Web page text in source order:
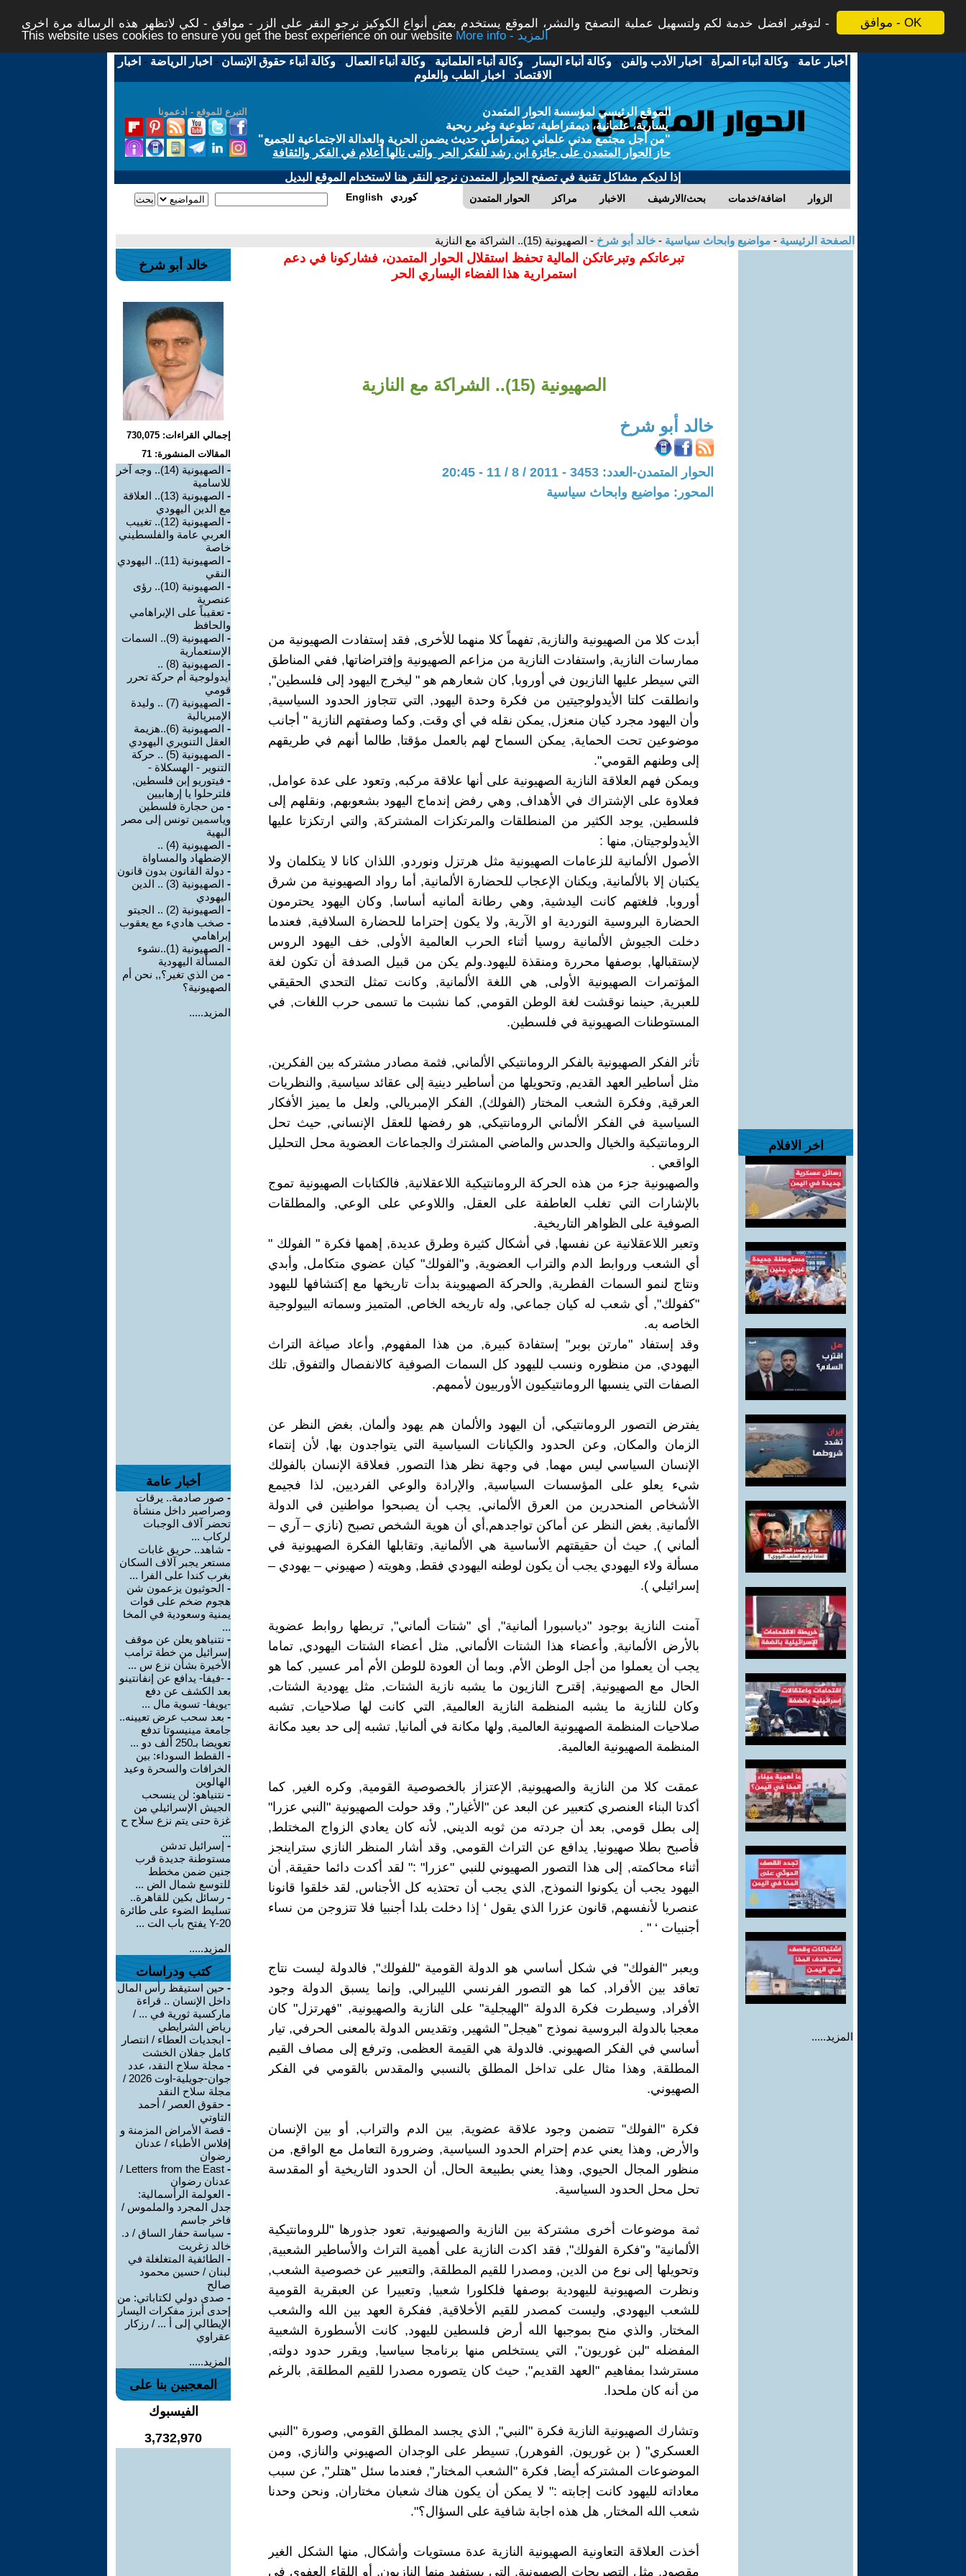
موافق - OK
لتوفير افضل خدمة لكم ولتسهيل عملية التصفح والنشر، الموقع يستخدم بعض أنواع الكوكيز نرجو النقر على الزر - موافق - لكي لاتظهر هذه الرسالة مرة اخرى -
This website uses cookies to ensure you get the best experience on our website
More info - المزيد
أخبار عامة -وكالة أنباء المرأة - اخبار الأدب والفن -وكالة أنباء اليسار -وكالة أنباء العلمانية -وكالة أنباء العمال -وكالة أنباء حقوق الإنسان - اخبار الرياضة - اخبار
الاقتصاد - اخبار الطب والعلوم
التبرع للموقع - ادعمونا
الموقع الرئيسي لمؤسسة الحوار المتمدن
يسارية، علمانية، ديمقراطية، تطوعية وغير ربحية
"من أجل مجتمع مدني علماني ديمقراطي حديث يضمن الحرية والعدالة الاجتماعية للجميع"
حاز الحوار المتمدن على جائزة ابن رشد للفكر الحر والتى نالها أعلام في الفكر والثقافة
إذا لديكم مشاكل تقنية في تصفح الحوار المتمدن نرجو النقر هنا لاستخدام الموقع البديل
الحوار المتمدن مراكز الاخبار بحث/الارشيف اضافة/خدمات الزوار English كوردي
الصفحة الرئيسية - مواضيع وابحاث سياسية - خالد أبو شرخ - الصهيونية (15).. الشراكة مع النازية
اخر الافلام
المزيد.....
تبرعاتكم وتبرعاتكن المالية تحفظ استقلال الحوار المتمدن، فشاركونا في دعم
استمرارية هذا الفضاء اليساري الحر
الصهيونية (15).. الشراكة مع النازية
خالد أبو شرخ
الحوار المتمدن-العدد: 3453 - 2011 / 8 / 11 - 20:45
المحور: مواضيع وابحاث سياسية
أبدت كلا من الصهيونية والنازية, تفهماً كلا منهما للأخرى, فقد إستفادت الصهيونية من
ممارسات النازية, واستفادت النازية من مزاعم الصهيونية وإفتراضاتها, ففي المناطق
التي سيطر عليها النازيون في أوروبا, كان شعارهم هو " ليخرج اليهود إلى فلسطين",
وانطلقت كلتا الأيدولوجيتين من فكرة وحدة اليهود, التي تتجاوز الحدود السياسية,
وأن اليهود مجرد كيان منعزل, يمكن نقله في أي وقت, وكما وصفتهم النازية " أجانب
موضوعين تحت الحماية, يمكن السماح لهم بالعمل مؤقتا, طالما أنهم في طريقهم
إلى وطنهم القومي".
ويمكن فهم العلاقة النازية الصهيونية على أنها علاقة مركبه, وتعود على عدة عوامل,
فعلاوة على الإشتراك في الأهداف, وهي رفض إندماج اليهود بشعوبهم, ونقلهم إلى
فلسطين, يوجد الكثير من المنطلقات والمرتكزات المشتركة, والتي ارتكزتا عليها
الأيدولوجيتان, منها :
الأصول الألمانية للزعامات الصهيونية مثل هرتزل ونوردو, اللذان كانا لا يتكلمان ولا
يكتبان إلا بالألمانية, ويكنان الإعجاب للحضارة الألمانية, أما رواد الصهيونية من شرق
أوروبا, فلغتهم كانت اليدشية, وهي رطانة ألمانيه أساسا, وكان اليهود يحترمون
الحضارة البروسية النوردية او الآرية, ولا يكون إحتراما للحضارة السلافية, فعندما
دخلت الجيوش الألمانية روسيا أثناء الحرب العالمية الأولى, خف اليهود الروس
لإستقبالها, بوصفها محررة ومنقذة لليهود.ولم يكن من قبيل الصدفة أن تكون لغة
المؤتمرات الصهيونية الأولى, هي اللغة الألمانية, وكانت تمثل التحدي الحقيقي
للعبرية, حينما نوقشت لغة الوطن القومي, كما نشبت ما تسمى حرب اللغات, في
المستوطنات الصهيونية في فلسطين.
تأثر الفكر الصهيونية بالفكر الرومانتيكي الألماني, فثمة مصادر مشتركه بين الفكرين,
مثل أساطير العهد القديم, وتحويلها من أساطير دينية إلى عقائد سياسية, والنظريات
العرقية, وفكرة الشعب المختار (الفولك), الفكر الإمبريالي, ولعل ما يميز الأفكار
السياسية في الفكر الألماني الرومانتيكي, هو رفضها للعقل الإنساني, حيث تحل
الرومانتيكية والخيال والحدس والماضي المشترك والجماعات العضوية محل التحليل
الواقعي .
والصهيونية جزء من هذه الحركة الرومانتيكية اللاعقلانية, فالكتابات الصهيونية تموج
بالإشارات التي تغلب العاطفة على العقل, واللاوعي على الوعي, والمطلقات
الصوفية على الظواهر التاريخية.
وتعبر اللاعقلانية عن نفسها, في أشكال كثيرة وطرق عديدة, إهمها فكرة " الفولك "
أي الشعب وروابط الدم والتراب العضوية, و"الفولك" كيان عضوي متكامل, وأبدي
ونتاج لنمو السمات الفطرية, والحركة الصهيوينة بدأت تاريخها مع إكتشافها لليهود
"كفولك", أي شعب له كيان جماعي, وله تاريخه الخاص, المتميز وسماته البيولوجية
الخاصه به.
وقد إستفاد "مارتن بوبر" إستفادة كبيرة, من هذا المفهوم, وأعاد صياغة التراث
اليهودي, من منظوره ونسب لليهود كل السمات الصوفية كالانفصال والتفوق, تلك
الصفات التي ينسبها الرومانتيكيون الأوربيون لأممهم.
يفترض التصور الرومانتيكي, أن اليهود والألمان هم يهود وألمان, بغض النظر عن
الزمان والمكان, وعن الحدود والكيانات السياسية التي يتواجدون بها, لأن إنتماء
الإنسان السياسي ليس مهما, في وجهة نظر هذا التصور, فعلاقة الإنسان بالفولك
شيء يعلو على المؤسسات السياسية, والإرادة والوعي الفرديين, لذا فجيمع
الأشخاص المنحدرين من العرق الألماني, يجب أن يصبحوا مواطنين في الدولة
الألمانية, بغض النظر عن أماكن تواجدهم,أي أن هوية الشخص تصبح (نازي – آري –
ألماني ), حيث أن حقيقتهم الأساسية هي الألمانية, وتقابلها الفكرة الصهيونية في
مسألة ولاء اليهودي يجب أن يكون لوطنه اليهودي فقط, وهويته ( صهيوني – يهودي –
إسرائيلي ).
آمنت النازية بوجود "دياسبورا ألمانية", أي "شتات ألماني", تربطها روابط عضوية
بالأرض الألمانية, وأعضاء هذا الشتات الألماني, مثل أعضاء الشتات اليهودي, تماما
يجب أن يعملوا من أجل الوطن الأم, وبما أن العودة للوطن الأم أمر عسير, كما هو
الحال مع الصهيونية, إقترح النازيون ما يشبه نازية الشتات, مثل يهودية الشتات,
وكان للنازية ما يشبه المنظمة النازية العالمية, التي كانت لها صلاحيات, تشبه
صلاحيات المنظمة الصهيونية العالمية, ولها مكانة في ألمانيا, تشبه إلى حد بعيد مكانة
المنظمة الصهيونية العالمية.
عمقت كلا من النازية والصهيونية, الإعتزاز بالخصوصية القومية, وكره الغير, كما
أكدتا البناء العنصري كتعبير عن البعد عن "الأغيار", وقد حولت الصهيونية "النبي عزرا"
إلى بطل قومي, بعد أن جردته من ثوبه الديني, لأنه كان يعادي الزواج المختلط,
فأصبح بطلا صهيونيا, يدافع عن التراث القومي, وقد أشار المنظر النازي ستراينجز
أثناء محاكمته, إلى هذا التصور الصهيوني للنبي "عزرا" :" لقد أكدت دائما حقيقة, أن
اليهود يجب أن يكونوا النموذج, الذي يجب أن تحتذيه كل الأجناس, لقد خلقوا قانونا
عنصريا لأنفسهم, قانون عزرا الذي يقول ‘ إذا دخلت بلدا أجنبيا فلا تتزوجن من نساء
أجنبيات ‘ " .
ويعبر "الفولك" في شكل أساسي هو الدولة القومية "للفولك", فالدولة ليست نتاج
تعاقد بين الأفراد, كما هو التصور الفرنسي الليبرالي, وإنما يسبق الدولة وجود
الأفراد, وسيطرت فكرة الدولة "الهيجلية" على النازية والصهيونية, "فهرتزل" كان
معجبا بالدولة البروسية نموذج "هيجل" الشهير, وتقديس الدولة بالمعنى الحرفي, تيار
أساسي في الفكر الصهيوني. فالدولة هي القيمة العظمى, وترفع إلى مصاف القيم
المطلقة, وهذا مثال على تداخل المطلق بالنسبي والمقدس بالقومي في الفكر
الصهيوني.
فكرة "الفولك" تتضمن وجود علاقة عضوية, بين الدم والتراب, أو بين الإنسان
والأرض, وهذا يعني عدم إحترام الحدود السياسية, وضرورة التعامل مع الواقع, من
منظور المجال الحيوي, وهذا يعني بطبيعة الحال, أن الحدود التاريخية أو المقدسة
تحل محل الحدود السياسية.
ثمة موضوعات أخرى مشتركة بين النازية والصهيونية, تعود جذورها "للرومانتيكية
الألمانية" و"فكرة الفولك", فقد اكدت النازية على أهمية التراث والأساطير الشعبية,
وتحويلها إلى نوع من الدين, ومصدرا للقيم المطلقة, والتعبير عن خصوصية الشعب,
ونظرت الصهيونية لليهودية بوصفها فلكلورا شعبيا, وتعبيرا عن العبقرية القومية
للشعب اليهودي, وليست كمصدر للقيم الأخلاقية, ففكرة العهد بين الله والشعب
المختار, والذي منح بموجبها الله أرض فلسطين لليهود, كانت الأسطورة الشعبية
المفضله "لبن غوريون", التي يستخلص منها برنامجا سياسيا, ويقرر حدود دولته,
مسترشدا بمفاهيم "العهد القديم", حيث كان يتصوره مصدرا للقيم المطلقة, بالرغم
من أنه كان ملحدا.
وتشارك الصهيونية النازية فكرة "النبي", الذي يجسد المطلق القومي, وصورة "النبي
العسكري" ( بن غوريون, الفوهرر), تسيطر على الوجدان الصهيوني والنازي, ومن
الموضوعات المشتركه أيضا, فكرة "الشعب المختار", فعندما سئل "هتلر", عن سبب
معاداته لليهود كانت إجابته :" لا يمكن أن يكون هناك شعبان مختاران, ونحن وحدنا
شعب الله المختار, هل هذه اجابة شافية على السؤال؟".
أخذت العلاقة التعاونية الصهيونية النازية عدة مستويات وأشكال, منها الشكل الغير
مقصود, مثل التصريحات الصهيونية, التي يستفيد منها النازيون, أو اللقاء العفوي في
خالد أبو شرخ
إجمالي القراءات: 730,075
المقالات المنشورة: 71
-
الصهيونية (14).. وجه آخر
للاسامية
-
الصهيونية (13).. العلاقة
مع الدين اليهودي
-
الصهيونية (12).. تغييب
العربي عامة والفلسطيني
خاصة
-
الصهيونية (11).. اليهودي
النقي
-
الصهيونية (10).. رؤى
عنصرية
- تعقيباً على الإبراهامي
والحافظ
-
الصهيونية (9).. السمات
الإستعمارية
-
الصهيونية (8) ..
أيدولوجية أم حركة تحرر
قومي
-
الصهيونية (7) .. وليدة
الإمبريالية
-
الصهيونية (6)..هزيمة
العقل التنويري اليهودي
-
الصهيونية (5) .. حركة
التنوير - الهسكلاة -
- فيتوريو إبن فلسطين,
فلترحلوا يا إرهابيين
- من حجارة فلسطين
وياسمين تونس إلى مصر
البهية
-
الصهيونية (4) ..
الإضطهاد والمساواة
- دولة القانون بدون قانون
-
الصهيونية (3) .. الدين
اليهودي
- الصهيونية (2) .. الجيتو
- صخب هاديء مع يعقوب
إبراهامي
-
الصهيونية (1)..نشوء
المسألة اليهودية
- من الذي تغير؟,, نحن أم
الصهيونية؟
المزيد.....
أخبار عامة
- صور صادمة.. يرقات
وصراصير داخل منشأة
تحضر آلاف الوجبات
لركاب ...
- شاهد.. حريق غابات
مستعر يجبر آلاف السكان
بغرب كندا على الفرا ...
- الحوثيون يزعمون شن
هجوم ضخم على قوات
يمنية وسعودية في المخا
...
- نتنياهو يعلن عن موقف
إسرائيل من خطة ترامب
الأخيرة بشأن نزع س ...
- -فيفا- يدافع عن إنفانتينو
بعد الكشف عن دفع
-يويفا- تسوية مال ...
- بعد سحب عرض تعيينه..
جامعة مينيسوتا تدفع
تعويضا بـ250 ألف دو ...
- القطط السوداء: بين
الخرافات والسحرة وعيد
الهالوين
- نتنياهو: لن ينسحب
الجيش الإسرائيلي من
غزة حتى يتم نزع سلاح ح
...
- إسرائيل تدشن
مستوطنة جديدة قرب
جنين ضمن مخطط
للتوسع شمال الض ...
- رسائل بكين للقاهرة..
تسليط الضوء على طائرة
Y-20 يفتح باب الت ...
المزيد.....
كتب ودراسات
- حين استيقظ رأس المال
داخل الإنسان .. قراءة
ماركسية ثورية في ... /
رياض الشرايطي
- ابجديات العطاء / انتصار
كامل جفلان الخشت
- مجلة سلاح النقد، عدد
جوان-جويلية-اوت 2026 /
مجلة سلاح النقد
- حقوق العصر / أحمد
التاوتي
- قصة الأمراض المزمنة و
إفلاس الأطباء / عدنان
رضوان
-
Letters from the East /
عدنان رضوان
- العولمة الرأسمالية:
جدل المجرد والملموس /
فاخر جاسم
- سياسة حفار الساق / د.
خالد زغريت
- الطائفية المتغلغلة في
لبنان / حسين محمود
صالح
- صدى دولي لكتاباتي: من
إحدى أبرز مفكرات اليسار
الإيطالي إلى أ ... / رزكار
عقراوي
المزيد.....
المعجبين بنا على
الفيسبوك
3,732,970